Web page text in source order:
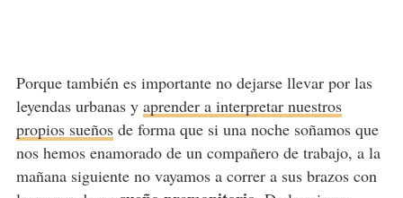
Porque también es importante no dejarse llevar por las
leyendas urbanas y aprender a interpretar nuestros
propios sueñosde forma que si una noche soñamos que
nos hemos enamorado de un compañero de trabajo, a la
mañana siguiente no vayamos a correr a sus brazos con